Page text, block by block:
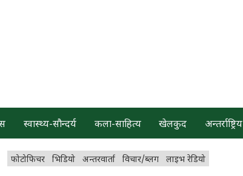
स्वास्थ्य-सौन्दर्य कला-साहित्य खेलकुद अन्तर्राष्ट्रिय
फोटोफिचर भिडियो अन्तरवार्ता विचार/ब्लग लाइभ रेडियो